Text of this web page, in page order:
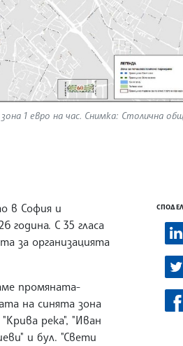
1 евро на час. Снимка: Столична
в София и
година. С 35 гласа
за организацията
промяната-
на синята зона
река", "Иван
и бул. "Свети